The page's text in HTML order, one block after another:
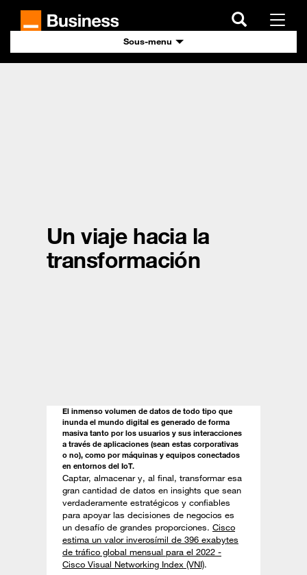
Menu
Sous-menu
Un viaje hacia la
transformación
El inmenso volumen de datos de todo tipo que
inunda el mundo digital es generado de forma
masiva tanto por los usuarios y sus interacciones
a través de aplicaciones (sean estas corporativas
o no), como por máquinas y equipos conectados
en entornos del IoT.
Captar, almacenar y, al final, transformar esa
gran cantidad de datos en insights que sean
verdaderamente estratégicos y confiables
para apoyar las decisiones de negocios es
un desafío de grandes proporciones. Cisco
estima un valor inverosímil de 396 exabytes
de tráfico global mensual para el 2022 -
Cisco Visual Networking Index (VNI).